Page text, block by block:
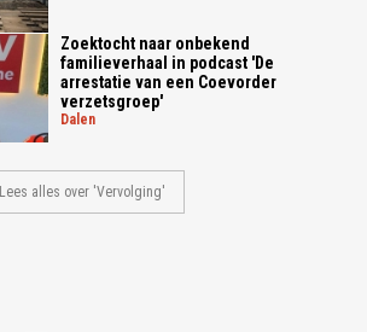
Zoektocht naar onbekend
familieverhaal in podcast 'De
arrestatie van een Coevorder
verzetsgroep'
dalen
Lees alles over 'Vervolging'